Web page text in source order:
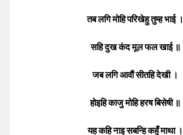
तब लगि मोहि परिखेहु तुम्ह भाई ।
सहि दुख कंद मूल फल खाई ॥
जब लगि आवौं सीतहि देखी ।
होइहि काजु मोहि हरष बिसेषी ॥
यह कहि नाइ सबन्हि कहुँ माथा ।